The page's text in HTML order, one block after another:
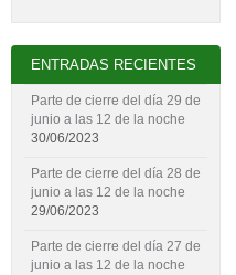
ENTRADAS RECIENTES
Parte de cierre del día 29 de
junio a las 12 de la noche
30/06/2023
Parte de cierre del día 28 de
junio a las 12 de la noche
29/06/2023
Parte de cierre del día 27 de
junio a las 12 de la noche